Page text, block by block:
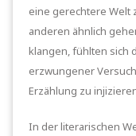
eine gerechtere Welt
anderen ähnlich
klangen, fühlten sich
erzwungener
Erzählung zu
In der literarischen